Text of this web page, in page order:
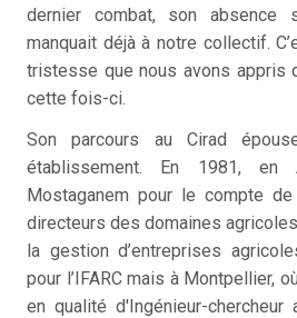
dernier combat, son absence
manquait déjà à notre collectif.
tristesse que nous avons appris
cette fois-ci.
Son parcours au Cirad
établissement. En 1981, en
Mostaganem pour le compte de
directeurs des domaines
la gestion d’entreprises
pour l’IFARC mais à Montpellier,
en qualité d'Ingénieur-chercheur